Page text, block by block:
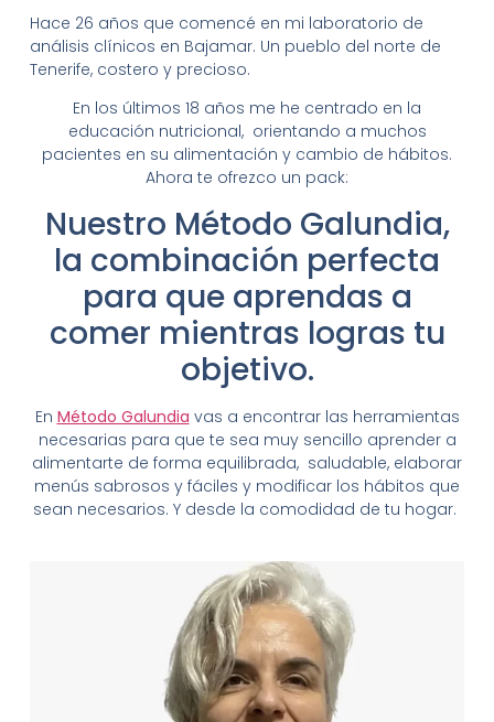
Hace 26 años que comencé en mi laboratorio de
análisis clínicos en Bajamar. Un pueblo del norte de
Tenerife, costero y precioso.
En los últimos 18 años me he centrado en la
educación nutricional, orientando a muchos
pacientes en su alimentación y cambio de hábitos.
Ahora te ofrezco un pack:
Nuestro Método Galundia,
la combinación perfecta
para que aprendas a
comer mientras logras tu
objetivo.
En Método Galundia vas a encontrar las herramientas
necesarias para que te sea muy sencillo aprender a
alimentarte de forma equilibrada, saludable, elaborar
menús sabrosos y fáciles y modificar los hábitos que
sean necesarios. Y desde la comodidad de tu hogar.